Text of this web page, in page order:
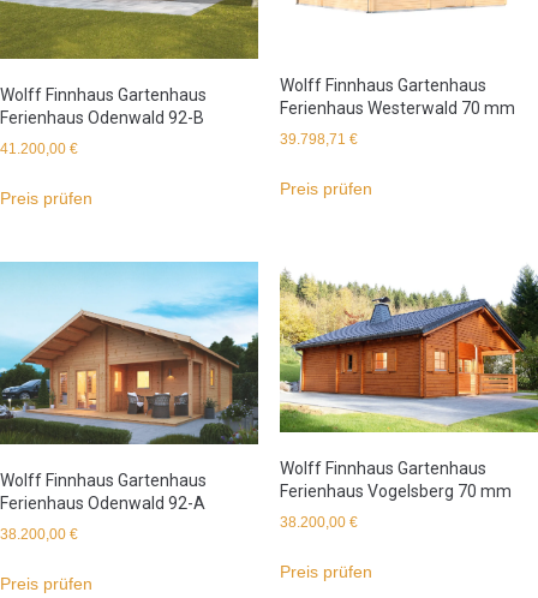
Wolff Finnhaus Gartenhaus
Ferienhaus Odenwald 92-B
41.200,00 €
Preis prüfen
Wolff Finnhaus Gartenhaus
Ferienhaus Westerwald 70 mm
39.798,71 €
Preis prüfen
Wolff Finnhaus Gartenhaus
Ferienhaus Odenwald 92-A
38.200,00 €
Preis prüfen
Wolff Finnhaus Gartenhaus
Ferienhaus Vogelsberg 70 mm
38.200,00 €
Preis prüfen